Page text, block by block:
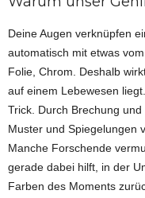
Deine Augen verknüpfen
automatisch mit etwas
Folie, Chrom. Deshalb
auf einem Lebewesen
Trick. Durch Brechung
Muster und Spiegelungen
Manche Forschende
gerade dabei hilft, in der
Farben des Moments